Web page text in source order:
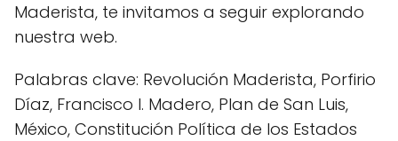
Maderista, te invitamos a seguir explorando
nuestra web.
Palabras clave: Revolución Maderista, Porfirio
Díaz, Francisco I. Madero, Plan de San Luis,
México, Constitución Política de los Estados